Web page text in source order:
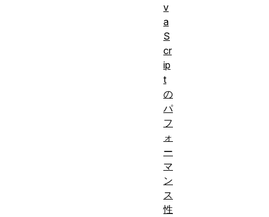
v
a
S
cr
ip
t
の
パ
フ
ォ
ー
マ
ン
ス
性